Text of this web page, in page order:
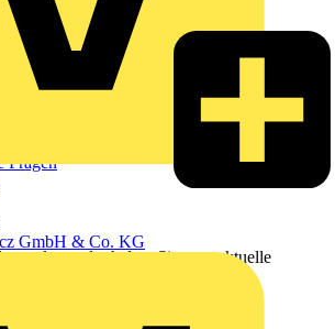
GmbH & Co. KG
(PDFs)
Fragen
und erhalten Sie stets aktuelle